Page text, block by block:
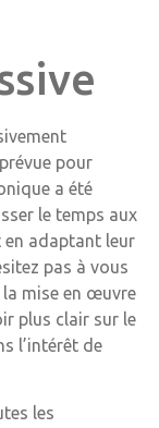
pour
a été
le temps aux
en adaptant leur
pas à vous
mise en œuvre
plus clair sur le
l’intérêt de
les